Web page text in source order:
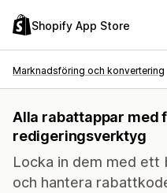
Shopify App Store
Marknadsföring och konvertering
Alla rabattappar med
redigeringsverktyg
Locka in dem med ett
och hantera